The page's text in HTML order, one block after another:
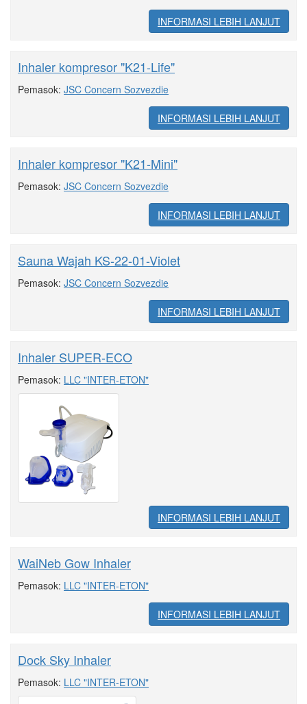
INFORMASI LEBIH LANJUT
Inhaler kompresor "K21-Life"
Pemasok: JSC Concern Sozvezdie
INFORMASI LEBIH LANJUT
Inhaler kompresor "K21-Mini"
Pemasok: JSC Concern Sozvezdie
INFORMASI LEBIH LANJUT
Sauna Wajah KS-22-01-Violet
Pemasok: JSC Concern Sozvezdie
INFORMASI LEBIH LANJUT
Inhaler SUPER-ECO
Pemasok: LLC "INTER-ETON"
INFORMASI LEBIH LANJUT
WaiNeb Gow Inhaler
Pemasok: LLC "INTER-ETON"
INFORMASI LEBIH LANJUT
Dock Sky Inhaler
Pemasok: LLC "INTER-ETON"